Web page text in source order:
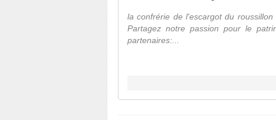
la confrérie de l'escargot du
Partagez notre passion pour le
partenaires:...